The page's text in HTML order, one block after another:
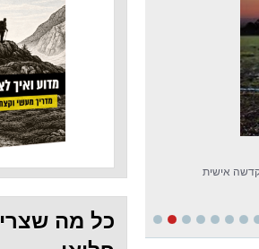
כל מה שצריך